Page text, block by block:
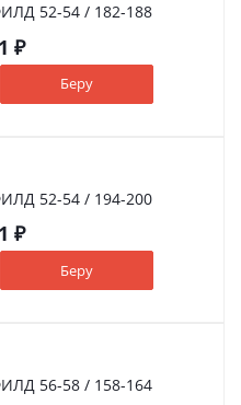
52-54 / 182-188
₽
Беру
52-54 / 194-200
₽
Беру
56-58 / 158-164